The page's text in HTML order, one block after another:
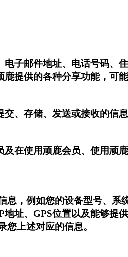
子邮件地址、电话号码、
提供的各种分享功能，可
、存储、发送或接收的信息
在使用顽鹿会员、使用顽
，例如您的设备型号、系
址、GPS位置以及能够提
上述对应的信息。